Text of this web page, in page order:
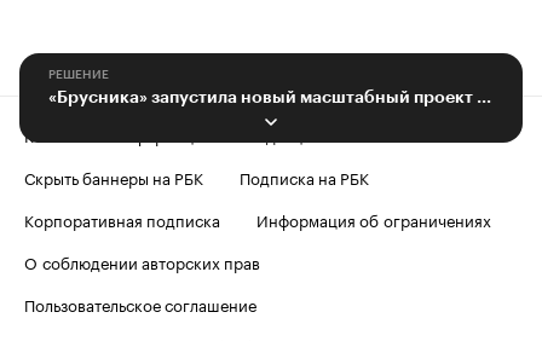
РЕШЕНИЕ
«Брусника» запустила новый масштабный проект в Заельцовском районе
Контактная информация
Редакция
Скрыть баннеры на РБК
Подписка на РБК
Корпоративная подписка
Информация об ограничениях
О соблюдении авторских прав
Пользовательское соглашение